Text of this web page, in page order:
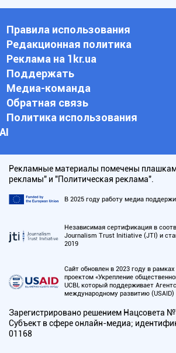
Правила использования
Редакционная политика
Реклама на 1kr.ua
Поддержать
Медиа-команда
Обратная связь
Политика использования
АI
Рекламные материалы помечены
рекламы" и "Политическая реклама".
В 2025 году работу медиа
Независимая сертификация в
Journalism Trust Initiative (JTI) и
2019
Сайт обновлен в 2023 году в
проектом «Укрепление
UCBI, который поддерживает
международному развитию (USAID)
Зарегистрировано решением Нацсовета
Субъект в сфере онлайн-медиа;
01168